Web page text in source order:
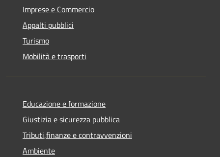
Imprese e Commercio
Appalti pubblici
Turismo
Mobilità e trasporti
Educazione e formazione
Giustizia e sicurezza pubblica
Tributi,finanze e contravvenzioni
Ambiente